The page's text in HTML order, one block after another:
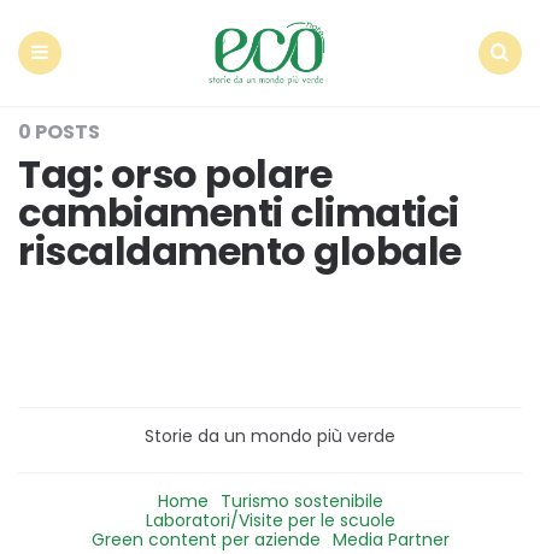
0 POSTS
Tag:orso polare
cambiamenti climatici
riscaldamento globale
Storie da un mondo più verde
Home Turismo sostenibile
Laboratori/Visite per le scuole
Green content per aziende Media Partner